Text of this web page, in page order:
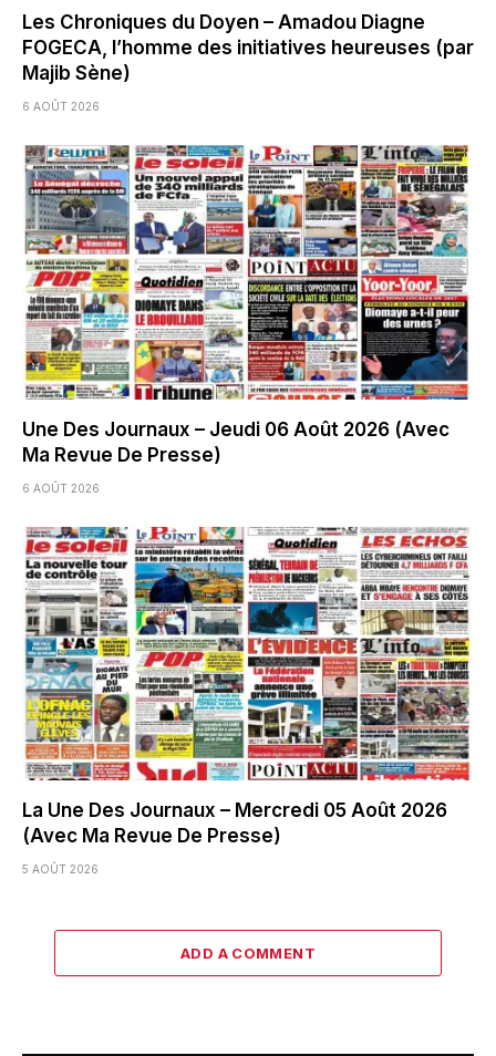
Les Chroniques du Doyen – Amadou Diagne
FOGECA, l’homme des initiatives heureuses (par
Majib Sène)
6 AOÛT 2026
Une Des Journaux – Jeudi 06 Août 2026 (Avec
Ma Revue De Presse)
6 AOÛT 2026
La Une Des Journaux – Mercredi 05 Août 2026
(Avec Ma Revue De Presse)
5 AOÛT 2026
ADD A COMMENT